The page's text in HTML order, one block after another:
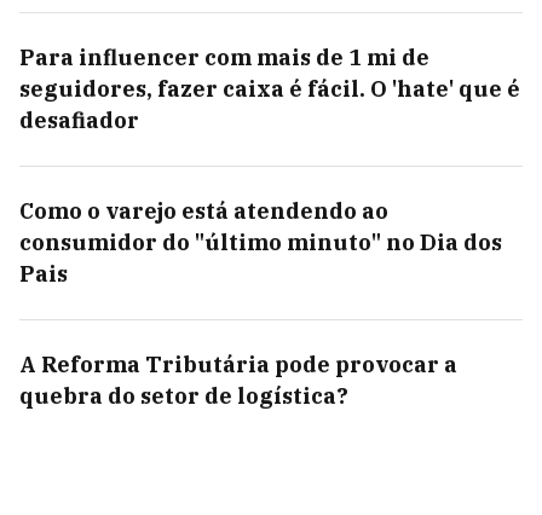
Para influencer com mais de 1 mi de
seguidores, fazer caixa é fácil. O 'hate' que é
desafiador
Como o varejo está atendendo ao
consumidor do "último minuto" no Dia dos
Pais
A Reforma Tributária pode provocar a
quebra do setor de logística?